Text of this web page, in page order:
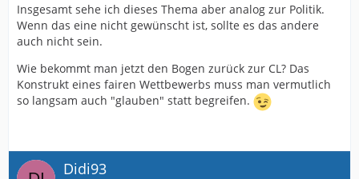
Insgesamt sehe ich dieses Thema aber analog zur Politik.
Wenn das eine nicht gewünscht ist, sollte es das andere
auch nicht sein.
Wie bekommt man jetzt den Bogen zurück zur CL? Das
Konstrukt eines fairen Wettbewerbs muss man vermutlich
so langsam auch "glauben" statt begreifen.
Didi93